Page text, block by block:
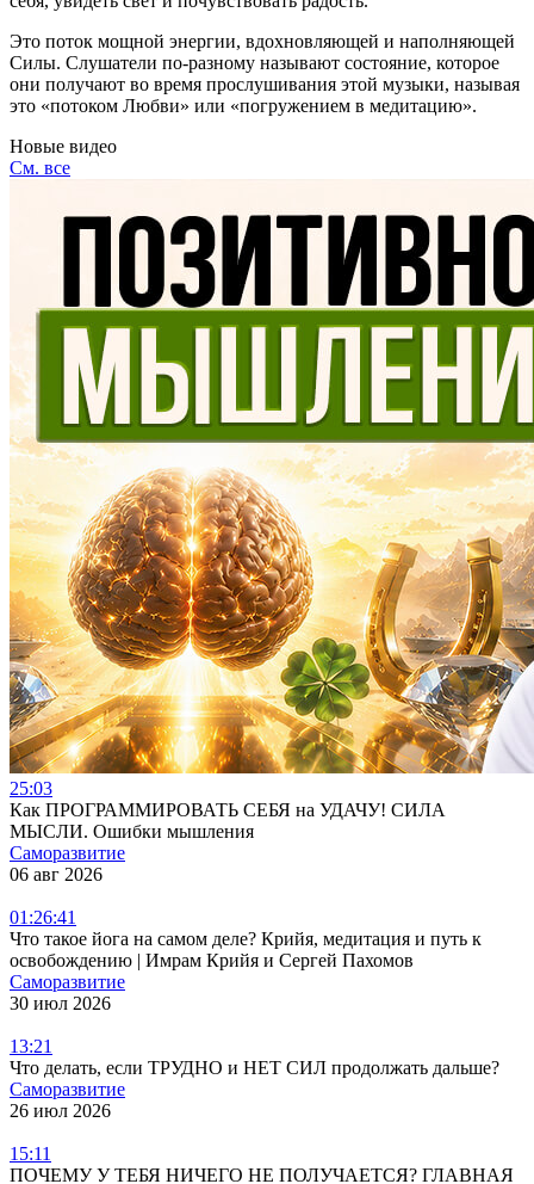
Это поток мощной энергии, вдохновляющей и наполняющей
Силы. Слушатели по-разному называют состояние, которое
они получают во время прослушивания этой музыки, называя
это «потоком Любви» или «погружением в медитацию».
Новые видео
См. все
25:03
Как ПРОГРАММИРОВАТЬ СЕБЯ на УДАЧУ! СИЛА
МЫСЛИ. Ошибки мышления
Саморазвитие
06 авг 2026
01:26:41
Что такое йога на самом деле? Крийя, медитация и путь к
освобождению | Имрам Крийя и Сергей Пахомов
Саморазвитие
30 июл 2026
13:21
Что делать, если ТРУДНО и НЕТ СИЛ продолжать дальше?
Саморазвитие
26 июл 2026
15:11
ПОЧЕМУ У ТЕБЯ НИЧЕГО НЕ ПОЛУЧАЕТСЯ? ГЛАВНАЯ